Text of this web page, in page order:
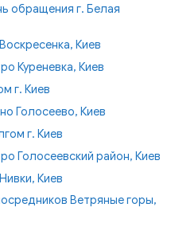
обращения г. Белая
Киев
Куреневка, Киев
г. Киев
Голосеево, Киев
г. Киев
Голосеевский район, Киев
Киев
Ветряные горы,